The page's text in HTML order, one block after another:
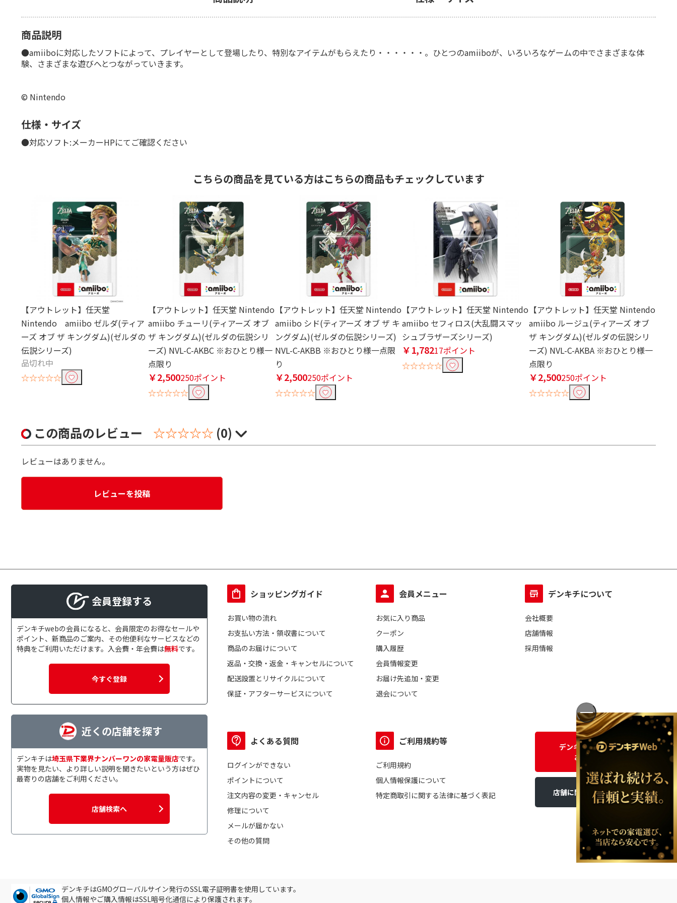
商品説明
●amiiboに対応したソフトによって、プレイヤーとして登場したり、特別なアイテムがもらえたり・・・・・・。ひとつのamiiboが、いろいろなゲームの中でさまざまな体
験、さまざまな遊びへとつながっていきます。
© Nintendo
仕様・サイズ
●対応ソフト:メーカーHPにてご確認ください
こちらの商品を見ている方はこちらの商品もチェックしています
【アウトレット】任天堂
Nintendo amiibo ゼルダ(ティア
ーズ オブ ザ キングダム)(ゼルダの
伝説シリーズ)
品切れ中
☆☆☆☆☆
【アウトレット】任天堂 Nintendo
amiibo チューリ(ティアーズ オブ
ザ キングダム)(ゼルダの伝説シリ
ーズ) NVL-C-AKBC ※おひとり様一
点限り
￥2,500250ポイント
☆☆☆☆☆
【アウトレット】任天堂 Nintendo
amiibo シド(ティアーズ オブ ザ キ
ングダム)(ゼルダの伝説シリーズ)
NVL-C-AKBB ※おひとり様一点限
り
￥2,500250ポイント
☆☆☆☆☆
【アウトレット】任天堂 Nintendo
amiibo セフィロス(大乱闘スマッ
シュブラザーズシリーズ)
￥1,78217ポイント
☆☆☆☆☆
【アウトレット】任天堂 Nintendo
amiibo ルージュ(ティアーズ オブ
ザ キングダム)(ゼルダの伝説シリ
ーズ) NVL-C-AKBA ※おひとり様一
点限り
￥2,500250ポイント
☆☆☆☆☆
この商品のレビュー ☆☆☆☆☆ (0)
レビューはありません。
レビューを投稿
会員登録する
デンキチwebの会員になると、会員限定のお得なセールや
ポイント、新商品のご案内、その他便利なサービスなどの
特典をご利用いただけます。入会費・年会費は無料です。
今すぐ登録
近くの店舗を探す
デンキチは埼玉県下業界ナンバーワンの家電量販店です。
実物を見たい、より詳しい説明を聞きたいという方はぜひ
最寄りの店舗をご利用ください。
店舗検索へ
ショッピングガイド
お買い物の流れ
お支払い方法・領収書について
商品のお届けについて
返品・交換・返金・キャンセルについて
配送設置とリサイクルについて
保証・アフターサービスについて
会員メニュー
お気に入り商品
クーポン
購入履歴
会員情報変更
お届け先追加・変更
退会について
デンキチについて
会社概要
店舗情報
採用情報
よくある質問
ログインができない
ポイントについて
注文内容の変更・キャンセル
修理について
メールが届かない
その他の質問
ご利用規約等
ご利用規約
個人情報保護について
特定商取引に関する法律に基づく表記
デンキチWEBに関する
お問い合わせ
店舗に関するお問い合わせ
デンキチはGMOグローバルサイン発行のSSL電子証明書を使用しています。
個人情報やご購入情報はSSL暗号化通信により保護されます。